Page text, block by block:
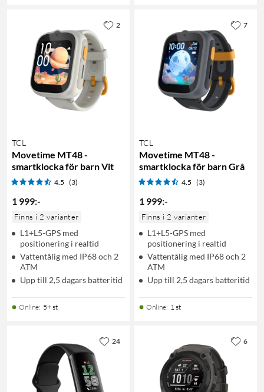
TCL
Movetime MT48 -
smartklocka för barn Vit
4.5 (3)
1 999:-
Finns i 2 varianter
L1+L5-GPS med
positionering i realtid
Vattentålig med IP68 och 2
ATM
Upp till 2,5 dagars batteritid
Online: 5+ st
2
TCL
Movetime MT48 -
smartklocka för barn Grå
4.5 (3)
1 999:-
Finns i 2 varianter
L1+L5-GPS med
positionering i realtid
Vattentålig med IP68 och 2
ATM
Upp till 2,5 dagars batteritid
Online: 1 st
7
24 6